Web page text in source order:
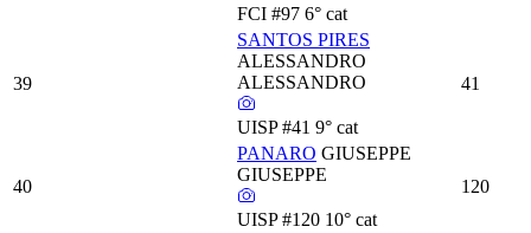
FCI #97 6° cat
39
SANTOS PIRES
ALESSANDRO
ALESSANDRO
UISP #41 9° cat
41
40
PANARO GIUSEPPE
GIUSEPPE
UISP #120 10° cat
120